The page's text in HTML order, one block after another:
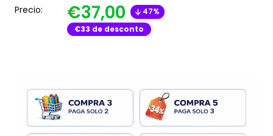
Precio: €37,00
47%
€33 de desconto